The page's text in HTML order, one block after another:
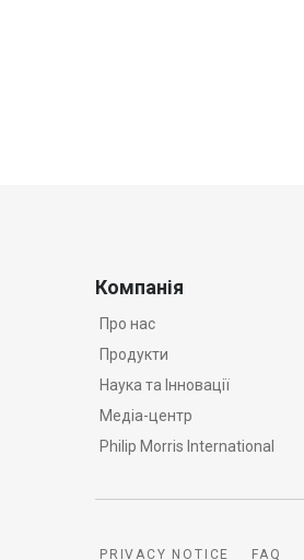
Компанія
Про нас
Продукти
Наука та Iнновації
Медіа-центр
Philip Morris International
PRIVACY NOTICE FAQ